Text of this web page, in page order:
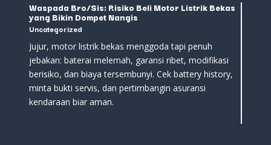
Waspada Bro/Sis: Risiko Beli Motor Listrik Bekas
yang Bikin Dompet Nangis
Uncategorized
Jujur, motor listrik bekas menggoda tapi penuh
jebakan: baterai melemah, garansi ribet, modifikasi
berisiko, dan biaya tersembunyi. Cek battery history,
minta bukti servis, dan pertimbangin asuransi
kendaraan biar aman.